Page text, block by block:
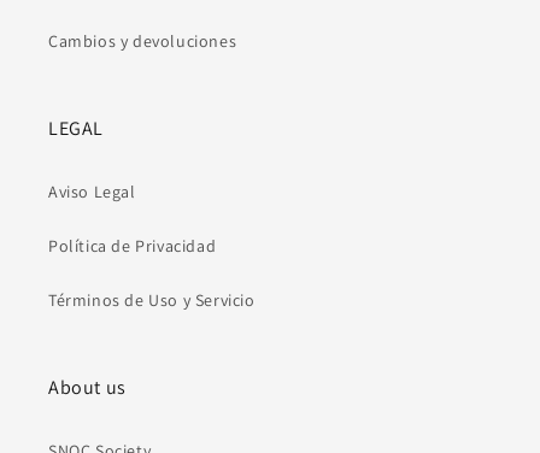
Cambios y devoluciones
LEGAL
Aviso Legal
Política de Privacidad
Términos de Uso y Servicio
About us